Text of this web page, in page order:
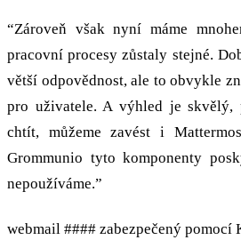
“Zároveň však nyní máme
pracovní procesy zůstaly stejné.
větší odpovědnost, ale to obvykle
pro uživatele. A výhled je skvělý,
chtít, můžeme zavést i
Grommunio tyto komponenty
nepoužíváme.”
webmail #### zabezpečený pomocí